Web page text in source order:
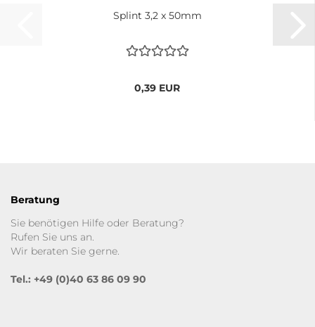
Splint 3,2 x 50mm
0,39 EUR
Beratung
Sie benötigen Hilfe oder Beratung?
Rufen Sie uns an.
Wir beraten Sie gerne.
Tel.: +49 (0)40 63 86 09 90